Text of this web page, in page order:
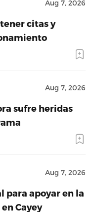
Aug 7, 2026
citas y
Aug 7, 2026
sufre heridas
Aug 7, 2026
para apoyar en la
Cayey